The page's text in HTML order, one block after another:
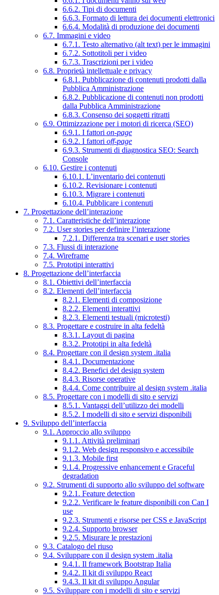
6.6.2. Tipi di documenti
6.6.3. Formato di lettura dei documenti elettronici
6.6.4. Modalità di produzione dei documenti
6.7. Immagini e video
6.7.1. Testo alternativo (alt text) per le immagini
6.7.2. Sottotitoli per i video
6.7.3. Trascrizioni per i video
6.8. Proprietà intellettuale e privacy
6.8.1. Pubblicazione di contenuti prodotti dalla
Pubblica Amministrazione
6.8.2. Pubblicazione di contenuti non prodotti
dalla Pubblica Amministrazione
6.8.3. Consenso dei soggetti ritratti
6.9. Ottimizzazione per i motori di ricerca (SEO)
6.9.1. I fattori on-page
6.9.2. I fattori off-page
6.9.3. Strumenti di diagnostica SEO: Search
Console
6.10. Gestire i contenuti
6.10.1. L’inventario dei contenuti
6.10.2. Revisionare i contenuti
6.10.3. Migrare i contenuti
6.10.4. Pubblicare i contenuti
7. Progettazione dell’interazione
7.1. Caratteristiche dell’interazione
7.2. User stories per definire l’interazione
7.2.1. Differenza tra scenari e user stories
7.3. Flussi di interazione
7.4. Wireframe
7.5. Prototipi interattivi
8. Progettazione dell’interfaccia
8.1. Obiettivi dell’interfaccia
8.2. Elementi dell’interfaccia
8.2.1. Elementi di composizione
8.2.2. Elementi interattivi
8.2.3. Elementi testuali (microtesti)
8.3. Progettare e costruire in alta fedeltà
8.3.1. Layout di pagina
8.3.2. Prototipi in alta fedeltà
8.4. Progettare con il design system .italia
8.4.1. Documentazione
8.4.2. Benefici del design system
8.4.3. Risorse operative
8.4.4. Come contribuire al design system .italia
8.5. Progettare con i modelli di sito e servizi
8.5.1. Vantaggi dell’utilizzo dei modelli
8.5.2. I modelli di sito e servizi disponibili
9. Sviluppo dell’interfaccia
9.1. Approccio allo sviluppo
9.1.1. Attività preliminari
9.1.2. Web design responsivo e accessibile
9.1.3. Mobile first
9.1.4. Progressive enhancement e Graceful
degradation
9.2. Strumenti di supporto allo sviluppo del software
9.2.1. Feature detection
9.2.2. Verificare le feature disponibili con Can I
use
9.2.3. Strumenti e risorse per CSS e JavaScript
9.2.4. Supporto browser
9.2.5. Misurare le prestazioni
9.3. Catalogo del riuso
9.4. Sviluppare con il design system .italia
9.4.1. Il framework Bootstrap Italia
9.4.2. Il kit di sviluppo React
9.4.3. Il kit di sviluppo Angular
9.5. Sviluppare con i modelli di sito e servizi